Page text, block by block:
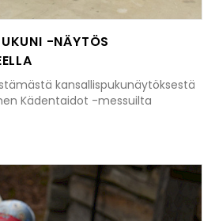
-NÄYTÖS
kansallispukunäytöksestä
Kädentaidot -messuilta